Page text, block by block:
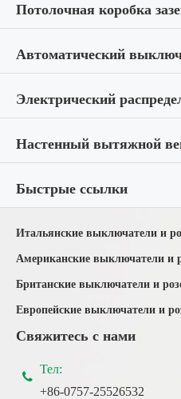
Потолочная коробка
Автоматический
Электрический
Настенный вытяжной
Быстрые ссылки
Итальянские выключатели и
Американские выключатели и
Британские выключатели и
Европейские выключатели и
Свяжитесь с нами
Тел:
+86-0757-25526532